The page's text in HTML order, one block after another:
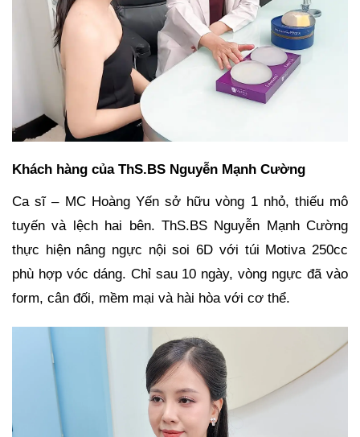
Khách hàng của ThS.BS Nguyễn Mạnh Cường
Ca sĩ – MC Hoàng Yến sở hữu vòng 1 nhỏ, thiếu mô
tuyến và lệch hai bên. ThS.BS Nguyễn Mạnh Cường
thực hiện nâng ngực nội soi 6D với túi Motiva 250cc
phù hợp vóc dáng. Chỉ sau 10 ngày, vòng ngực đã vào
form, cân đối, mềm mại và hài hòa với cơ thể.